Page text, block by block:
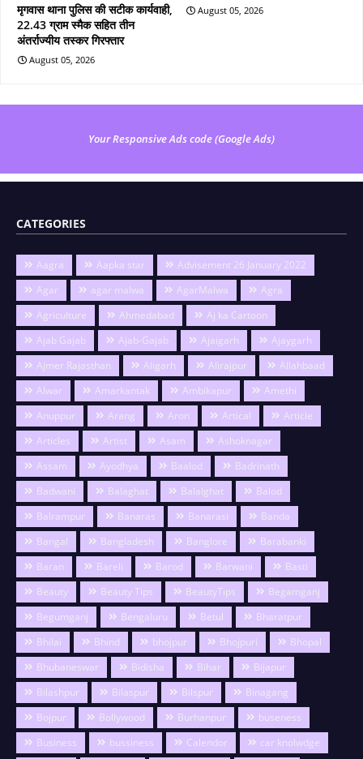
मृगवास थाना पुलिस की सटीक कार्यवाही,
22.43 ग्राम स्मैक सहित तीन
अंतर्राज्यीय तस्कर गिरफ्तार
August 05, 2026
August 05, 2026
Your Responsive Ads code (Google Ads)
CATEGORIES
Aagra Aapka star
Advisement 26 January 2022
Agar
agar malwa AgarMalwa
Agra
Agriculture
Ahmedabad
Aj ka Cartoon
Ajab Gajab
Ajab-Gajab Ajaigarh
Ajaygarh
Ajmer Rajasthan
Aligarh Alirajpur
Allahbaad
Alwar
Amarkantak Ambikapur
Amethi
Anuppur
Arang Aron Artical
Article
Articles
Artist Asam
Ashoknagar
Assam
Ayodhya Baalod
Badrinath
Badwani
Balaghat Balalghat
Balod
Balrampur
Banaras Banarasi
Banda
Bangal
Bangladesh Banglore
Barabanki
Baran
Bareli Barod Barwani
Basti
Beauty
Beauty Tips BeautyTips
Begamganj
Begumganj
Bengaluru Betul
Bharatpur
Bhilai
Bhind bhojpur Bhojpuri
Bhopal
Bhubaneswar
Bidisha Bihar
Bijapur
Bilashpur
Bilaspur Bilspur
Binagang
Bojpur
Bollywood Burhanpur
buseness
Business
bussiness Calendor
car knolwdge